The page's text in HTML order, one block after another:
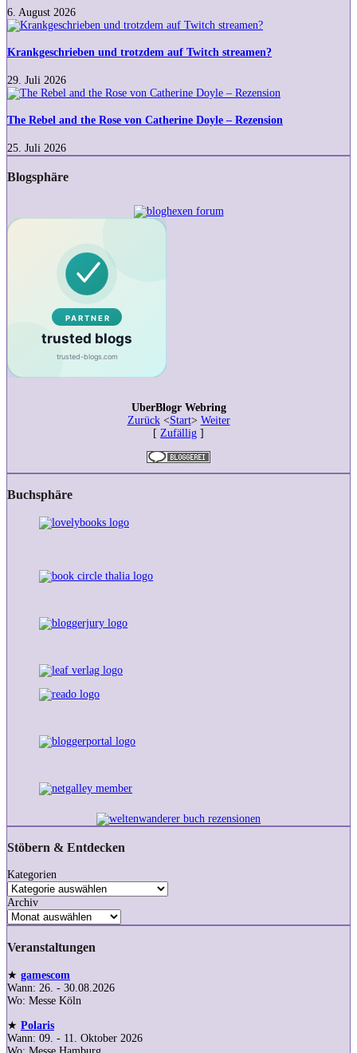
eigentlich
in
meinen
Wortschatz
geraten?
6. August 2026
Krankgeschrieben
trotzdem
Twitch
streamen?
Krankgeschrieben und trotzdem auf Twitch streamen?
29. Juli 2026
The
and
Rose
von
Doyle
The Rebel and the Rose von Catherine Doyle – Rezension
25. Juli 2026
Blogsphäre
UberBlogr Webring
Zurück<Start> Weiter
[ Zufällig ]
Buchsphäre
Stöbern & Entdecken
Kategorien
Archiv
Veranstaltungen
★ gamescom
Wann: 26. - 30.08.2026
Wo: Messe Köln
★ Polaris
Wann: 09. - 11. Oktober 2026